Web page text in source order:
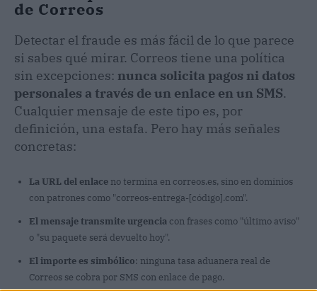
de Correos
Detectar el fraude es más fácil de lo que parece
si sabes qué mirar. Correos tiene una política
sin excepciones: nunca solicita pagos ni datos
personales a través de un enlace en un SMS.
Cualquier mensaje de este tipo es, por
definición, una estafa. Pero hay más señales
concretas:
La URL del enlace no termina en correos.es, sino en dominios
con patrones como "correos-entrega-[código].com".
El mensaje transmite urgencia con frases como "último aviso"
o "su paquete será devuelto hoy".
El importe es simbólico: ninguna tasa aduanera real de
Correos se cobra por SMS con enlace de pago.